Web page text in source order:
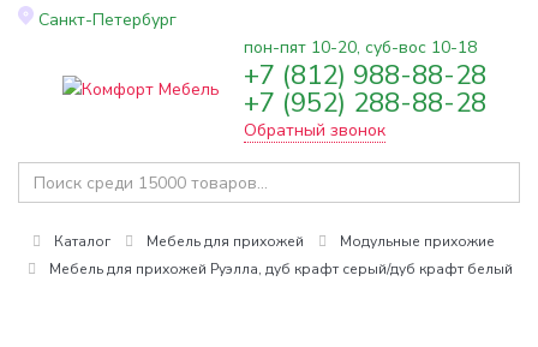
Санкт-Петербург
Toggle
пон-пят 10-20, суб-вос 10-18
+7 (812) 988-88-28
+7 (952) 288-88-28
Обратный звонок
Каталог Мебель для прихожей
Модульные прихожие
Мебель для прихожей Руэлла, дуб крафт серый/дуб крафт белый